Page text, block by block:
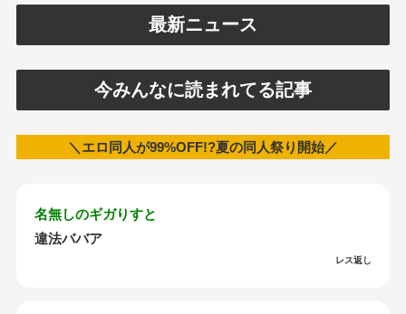
最新ニュース
今みんなに読まれてる記事
＼エロ同人が99%OFF!?夏の同人祭り開始／
名無しのギガりすと
違法ババア
レス返し